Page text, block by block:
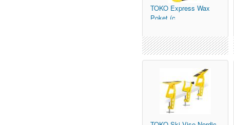
TOKO Express Wax
Poket (c
100мл.)